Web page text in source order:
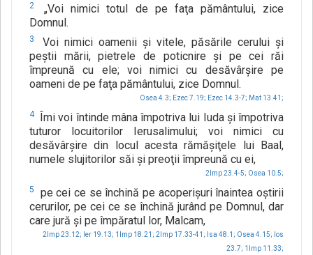
2
„Voi nimici totul de pe faţa pământului, zice
Domnul.
3
Voi nimici oamenii şi vitele, păsările cerului şi
peştii mării, pietrele de poticnire şi pe cei răi
împreună cu ele; voi nimici cu desăvârşire pe
oameni de pe faţa pământului, zice Domnul.
Osea 4.3; Ezec 7.19; Ezec 14.3-7; Mat 13.41;
4
Îmi voi întinde mâna împotriva lui Iuda şi împotriva
tuturor locuitorilor Ierusalimului; voi nimici cu
desăvârşire din locul acesta rămăşiţele lui Baal,
numele slujitorilor săi şi preoţii împreună cu ei,
2Imp 23.4-5; Osea 10.5;
5
pe cei ce se închină pe acoperişuri înaintea oştirii
cerurilor, pe cei ce se închină jurând pe Domnul, dar
care jură şi pe împăratul lor, Malcam,
2Imp 23.12; Ier 19.13; 1Imp 18.21; 2Imp 17.33-41; Isa 48.1; Osea 4.15; Ios
23.7; 1Imp 11.33;